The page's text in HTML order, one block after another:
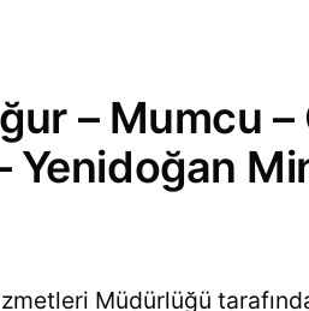
– Mumcu
Yenidoğan
Müdürlüğü